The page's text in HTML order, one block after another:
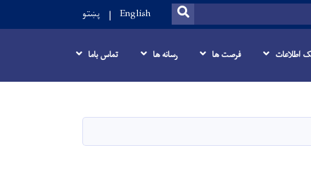
SEARCH
English پښتو
اطلاعات فرصت ها رسانه ها تماس باما